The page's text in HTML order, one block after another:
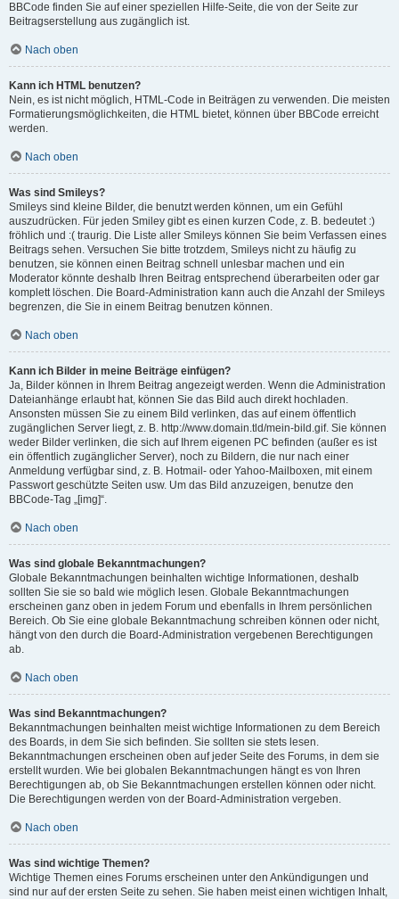
BBCode finden Sie auf einer speziellen Hilfe-Seite, die von der Seite zur
Beitragserstellung aus zugänglich ist.
Nach oben
Kann ich HTML benutzen?
Nein, es ist nicht möglich, HTML-Code in Beiträgen zu verwenden. Die meisten
Formatierungsmöglichkeiten, die HTML bietet, können über BBCode erreicht
werden.
Nach oben
Was sind Smileys?
Smileys sind kleine Bilder, die benutzt werden können, um ein Gefühl
auszudrücken. Für jeden Smiley gibt es einen kurzen Code, z. B. bedeutet :)
fröhlich und :( traurig. Die Liste aller Smileys können Sie beim Verfassen eines
Beitrags sehen. Versuchen Sie bitte trotzdem, Smileys nicht zu häufig zu
benutzen, sie können einen Beitrag schnell unlesbar machen und ein
Moderator könnte deshalb Ihren Beitrag entsprechend überarbeiten oder gar
komplett löschen. Die Board-Administration kann auch die Anzahl der Smileys
begrenzen, die Sie in einem Beitrag benutzen können.
Nach oben
Kann ich Bilder in meine Beiträge einfügen?
Ja, Bilder können in Ihrem Beitrag angezeigt werden. Wenn die Administration
Dateianhänge erlaubt hat, können Sie das Bild auch direkt hochladen.
Ansonsten müssen Sie zu einem Bild verlinken, das auf einem öffentlich
zugänglichen Server liegt, z. B. http://www.domain.tld/mein-bild.gif. Sie können
weder Bilder verlinken, die sich auf Ihrem eigenen PC befinden (außer es ist
ein öffentlich zugänglicher Server), noch zu Bildern, die nur nach einer
Anmeldung verfügbar sind, z. B. Hotmail- oder Yahoo-Mailboxen, mit einem
Passwort geschützte Seiten usw. Um das Bild anzuzeigen, benutze den
BBCode-Tag „[img]“.
Nach oben
Was sind globale Bekanntmachungen?
Globale Bekanntmachungen beinhalten wichtige Informationen, deshalb
sollten Sie sie so bald wie möglich lesen. Globale Bekanntmachungen
erscheinen ganz oben in jedem Forum und ebenfalls in Ihrem persönlichen
Bereich. Ob Sie eine globale Bekanntmachung schreiben können oder nicht,
hängt von den durch die Board-Administration vergebenen Berechtigungen
ab.
Nach oben
Was sind Bekanntmachungen?
Bekanntmachungen beinhalten meist wichtige Informationen zu dem Bereich
des Boards, in dem Sie sich befinden. Sie sollten sie stets lesen.
Bekanntmachungen erscheinen oben auf jeder Seite des Forums, in dem sie
erstellt wurden. Wie bei globalen Bekanntmachungen hängt es von Ihren
Berechtigungen ab, ob Sie Bekanntmachungen erstellen können oder nicht.
Die Berechtigungen werden von der Board-Administration vergeben.
Nach oben
Was sind wichtige Themen?
Wichtige Themen eines Forums erscheinen unter den Ankündigungen und
sind nur auf der ersten Seite zu sehen. Sie haben meist einen wichtigen Inhalt,